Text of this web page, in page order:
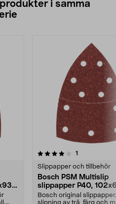
i samma
1
Slippapper och tillbehör
Bosch PSM Multislip
slippapper P40,
mm, 10-pack
Bosch original
5.0av 5 stjärnor